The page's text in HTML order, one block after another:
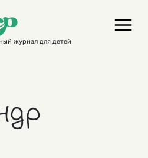
журнал для детей